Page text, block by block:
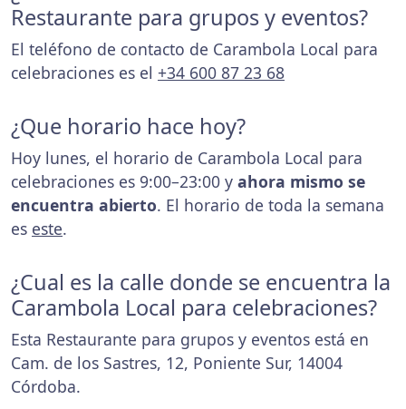
Restaurante para grupos y eventos?
El teléfono de contacto de Carambola Local para
celebraciones es el +34 600 87 23 68
¿Que horario hace hoy?
Hoy lunes, el horario de Carambola Local para
celebraciones es 9:00–23:00 y ahora mismo se
encuentra abierto. El horario de toda la semana
es este.
¿Cual es la calle donde se encuentra la
Carambola Local para celebraciones?
Esta Restaurante para grupos y eventos está en
Cam. de los Sastres, 12, Poniente Sur, 14004
Córdoba.